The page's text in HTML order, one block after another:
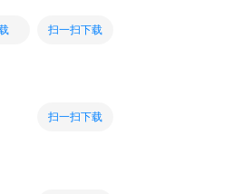
扫一扫下载
扫一扫下载